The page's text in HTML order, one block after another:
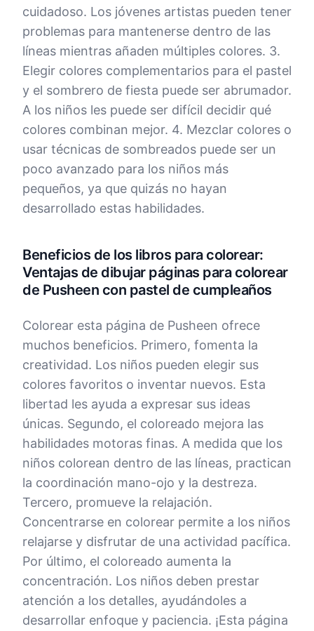
cuidadoso. Los jóvenes artistas pueden tener
problemas para mantenerse dentro de las
líneas mientras añaden múltiples colores. 3.
Elegir colores complementarios para el pastel
y el sombrero de fiesta puede ser abrumador.
A los niños les puede ser difícil decidir qué
colores combinan mejor. 4. Mezclar colores o
usar técnicas de sombreados puede ser un
poco avanzado para los niños más
pequeños, ya que quizás no hayan
desarrollado estas habilidades.
Beneficios de los libros para colorear:
Ventajas de dibujar páginas para colorear
de Pusheen con pastel de cumpleaños
Colorear esta página de Pusheen ofrece
muchos beneficios. Primero, fomenta la
creatividad. Los niños pueden elegir sus
colores favoritos o inventar nuevos. Esta
libertad les ayuda a expresar sus ideas
únicas. Segundo, el coloreado mejora las
habilidades motoras finas. A medida que los
niños colorean dentro de las líneas, practican
la coordinación mano-ojo y la destreza.
Tercero, promueve la relajación.
Concentrarse en colorear permite a los niños
relajarse y disfrutar de una actividad pacífica.
Por último, el coloreado aumenta la
concentración. Los niños deben prestar
atención a los detalles, ayudándoles a
desarrollar enfoque y paciencia. ¡Esta página